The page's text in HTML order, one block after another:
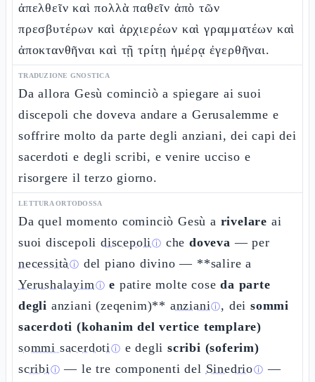
ἀπελθεῖν καὶ πολλὰ παθεῖν ἀπὸ τῶν
πρεσβυτέρων καὶ ἀρχιερέων καὶ γραμματέων καὶ
ἀποκτανθῆναι καὶ τῇ τρίτῃ ἡμέρᾳ ἐγερθῆναι.
TRADUZIONE GNOSTICA
Da allora Gesù cominciò a spiegare ai suoi
discepoli che doveva andare a Gerusalemme e
soffrire molto da parte degli anziani, dei capi dei
sacerdoti e degli scribi, e venire ucciso e
risorgere il terzo giorno.
LETTURA ORTODOSSA
Da quel momento cominciò Gesù a rivelare ai
suoi discepolidiscepoliⓘ chedoveva — per
necessitàⓘ del piano divino — **salire a
Yerushalayimⓘ e patire molte cose da parte
degli anziani (zeqenim)** anzianiⓘ, deisommi
sacerdoti (kohanim del vertice templare)
sommi sacerdotiⓘ e degliscribi (soferim)
scribiⓘ — le tre componenti del Sinedrioⓘ —